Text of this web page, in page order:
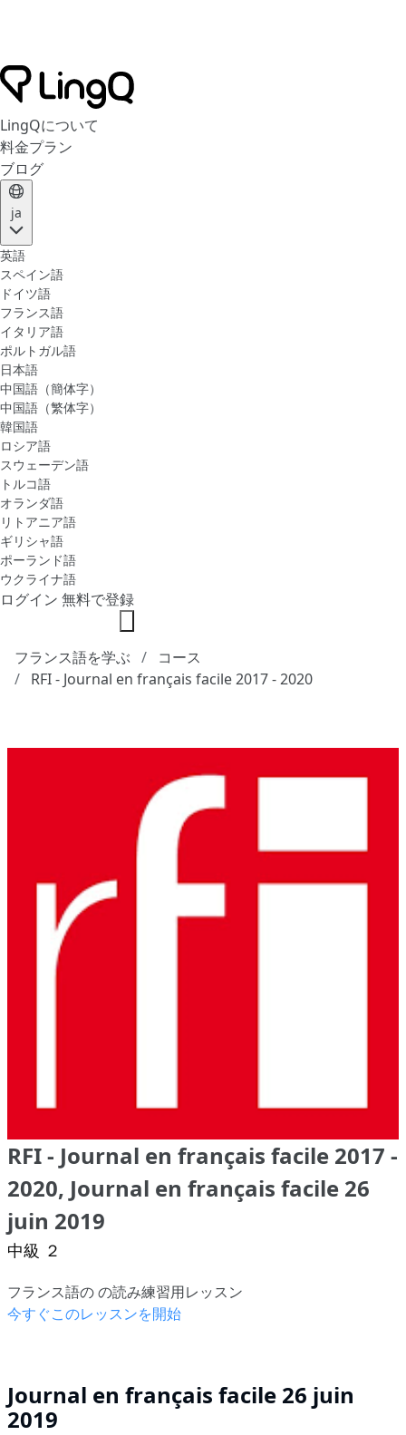
LingQについて
料金プラン
ブログ
ja
英語
スペイン語
ドイツ語
フランス語
イタリア語
ポルトガル語
日本語
中国語（簡体字）
中国語（繁体字）
韓国語
ロシア語
スウェーデン語
トルコ語
オランダ語
リトアニア語
ギリシャ語
ポーランド語
ウクライナ語
ログイン 無料で登録
フランス語を学ぶ
コース
RFI - Journal en français facile 2017 - 2020
RFI - Journal en français facile 2017 -
2020, Journal en français facile 26
juin 2019
中級 ２
フランス語の の読み練習用レッスン
今すぐこのレッスンを開始
Journal en français facile 26 juin
2019